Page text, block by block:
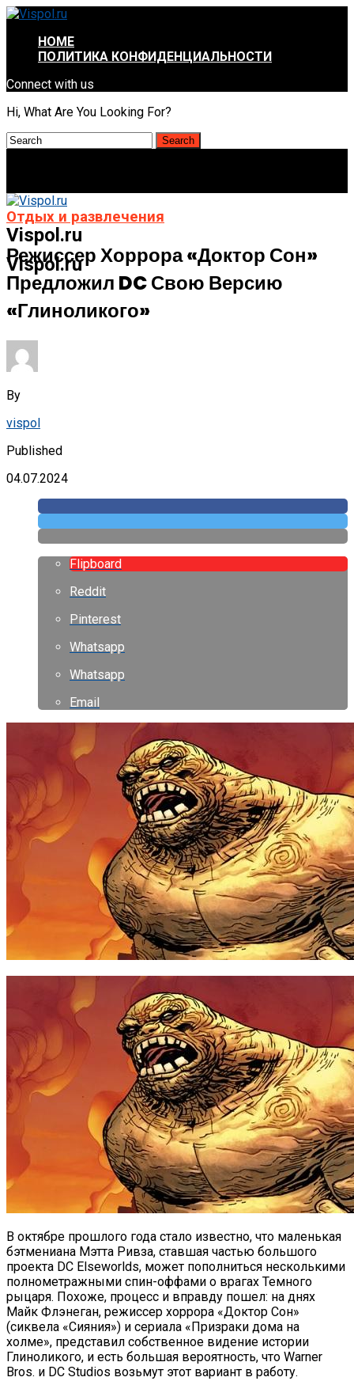
HOME
ПОЛИТИКА КОНФИДЕНЦИАЛЬНОСТИ
Connect with us
Hi, What Are You Looking For?
Vispol.ru
Vispol.ru
Отдых и развлечения
Режиссер Хоррора «Доктор Сон»
Предложил DC Свою Версию
«Глиноликого»
By
vispol
Published
04.07.2024
Flipboard
Reddit
Pinterest
Whatsapp
Whatsapp
Email
В октябре прошлого года стало известно, что маленькая
бэтмениана Мэтта Ривза, ставшая частью большого
проекта DC Elseworlds, может пополниться несколькими
полнометражными спин-оффами о врагах Темного
рыцаря. Похоже, процесс и вправду пошел: на днях
Майк Флэнеган, режиссер хоррора «Доктор Сон»
(сиквела «Сияния») и сериала «Призраки дома на
холме», представил собственное видение истории
Глиноликого, и есть большая вероятность, что Warner
Bros. и DC Studios возьмут этот вариант в работу.